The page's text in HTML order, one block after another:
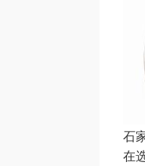
石
在